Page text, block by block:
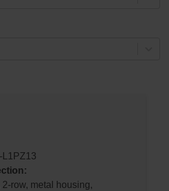
L1PZ13
2-row, metal housing,